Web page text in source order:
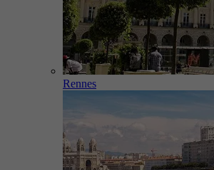
Rennes